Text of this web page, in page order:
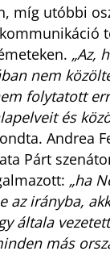
míg utóbbi
„Az,
nem
folytatott
és
Andrea
Párt
„ha
az irányba,
általa
más